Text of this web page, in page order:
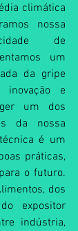
climática
nossa
de
um
da gripe
inovação e
um dos
da nossa
é um
práticas,
o futuro.
dos
expositor
indústria,